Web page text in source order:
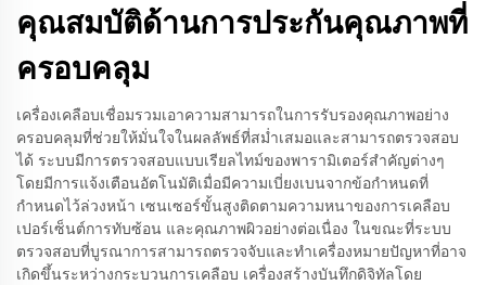
คุณสมบัติด้านการประกันคุณภาพที่
ครอบคลุม
เครื่องเคลือบเชื่อมรวมเอาความสามารถในการรับรองคุณภาพอย่าง
ครอบคลุมที่ช่วยให้มั่นใจในผลลัพธ์ที่สม่ำเสมอและสามารถตรวจสอบ
ได้ ระบบมีการตรวจสอบแบบเรียลไทม์ของพารามิเตอร์สำคัญต่างๆ
โดยมีการแจ้งเตือนอัตโนมัติเมื่อมีความเบี่ยงเบนจากข้อกำหนดที่
กำหนดไว้ล่วงหน้า เซนเซอร์ขั้นสูงติดตามความหนาของการเคลือบ
เปอร์เซ็นต์การทับซ้อน และคุณภาพผิวอย่างต่อเนื่อง ในขณะที่ระบบ
ตรวจสอบที่บูรณาการสามารถตรวจจับและทำเครื่องหมายปัญหาที่อาจ
เกิดขึ้นระหว่างกระบวนการเคลือบ เครื่องสร้างบันทึกดิจิทัลโดย